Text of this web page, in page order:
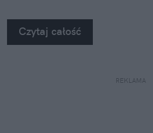
głosów polskich audiobooków.
Czytaj całość
REKLAMA